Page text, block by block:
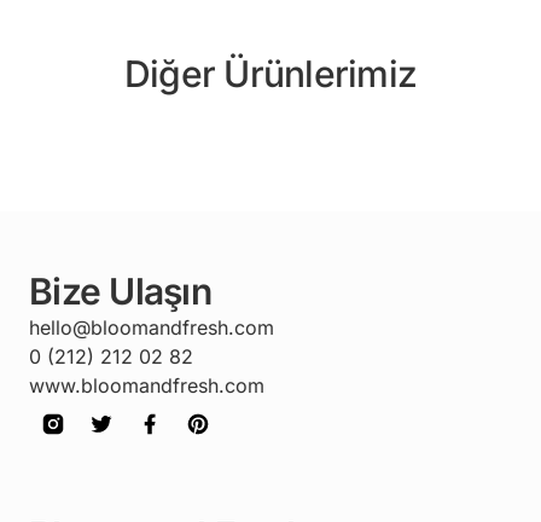
Diğer Ürünlerimiz
Bize Ulaşın
hello@bloomandfresh.com
0 (212) 212 02 82
www.bloomandfresh.com